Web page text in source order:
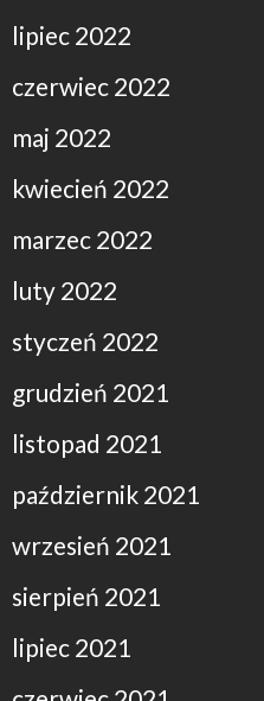
lipiec 2022
czerwiec 2022
maj 2022
kwiecień 2022
marzec 2022
luty 2022
styczeń 2022
grudzień 2021
listopad 2021
październik 2021
wrzesień 2021
sierpień 2021
lipiec 2021